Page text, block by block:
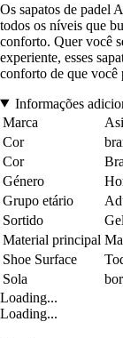
Os sapatos de padel
todos os níveis que
conforto. Quer você
experiente, esses
conforto de que você
Informações
Marca
Cor
Cor
Género
Grupo etário
Sortido
Material principal
Shoe Surface
Sola
Loading...
Loading...